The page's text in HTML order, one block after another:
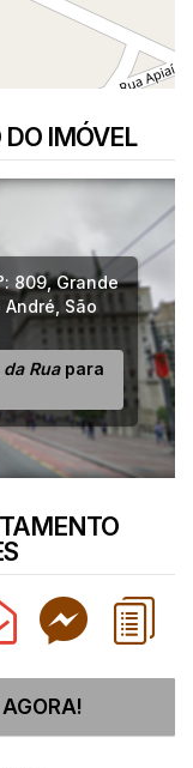
IMÓVEL
809,Grande
André São
Ruapara